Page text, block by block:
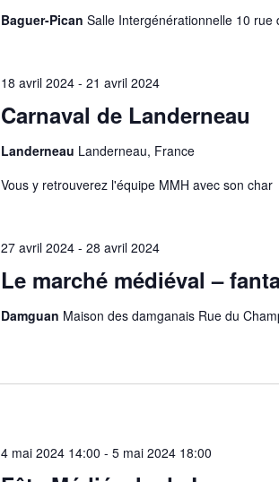
Baguer-Pican Salle Intergénérationnelle 10
Carnaval de Landerneau
18 avril 2024- 21 avril 2024
Landerneau Landerneau, France
Vous y retrouverez l'équipe MMH avec son char
Le marché médiéval –
27 avril 2024- 28 avril 2024
Damguan Maison des damganais Rue du
4 mai 2024 14:00 - 5 mai 2024 18:00